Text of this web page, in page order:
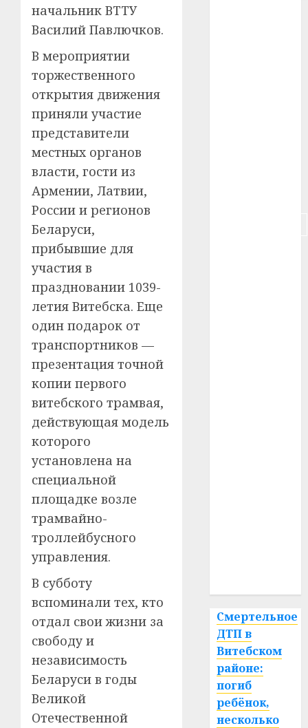
начальник ВТТУ
Василий Павлючков.
В мероприятии
торжественного
открытия движения
приняли участие
представители
местных органов
власти, гости из
Армении, Латвии,
России и регионов
Беларуси,
прибывшие для
участия в
праздновании 1039-
летия Витебска. Еще
один подарок от
транспортников —
презентация точной
копии первого
витебского трамвая,
действующая модель
которого
установлена на
специальной
площадке возле
трамвайно-
троллейбусного
управления.
В субботу
вспоминали тех, кто
отдал свои жизни за
свободу и
независимость
Беларуси в годы
Великой
Отечественной
Смертельное
ДТП в
Витебском
районе:
погиб
ребёнок,
несколько